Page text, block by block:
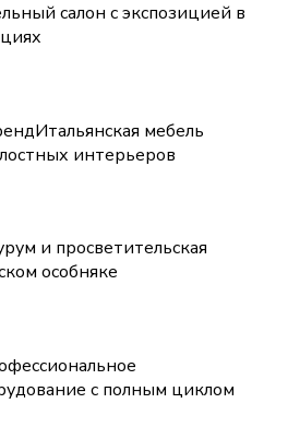
салон с экспозицией в
Итальянская мебель
интерьеров
и просветительская
особняке
с полным циклом